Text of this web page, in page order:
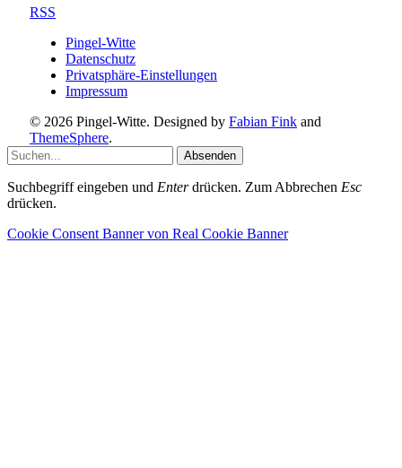
RSS
Pingel-Witte
Datenschutz
Privatsphäre-Einstellungen
Impressum
© 2026 Pingel-Witte. Designed by Fabian Fink and
ThemeSphere.
Absenden
Suchbegriff eingeben und Enterdrücken. Zum Abbrechen Esc
drücken.
Cookie Consent Banner von Real Cookie Banner